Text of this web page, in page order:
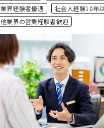
業界経験者優遇
社会人経験10年
他業界の営業経験者歓迎